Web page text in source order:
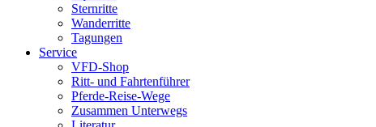
Sternritte
Wanderritte
Tagungen
Service
VFD-Shop
Ritt- und Fahrtenführer
Pferde-Reise-Wege
Zusammen Unterwegs